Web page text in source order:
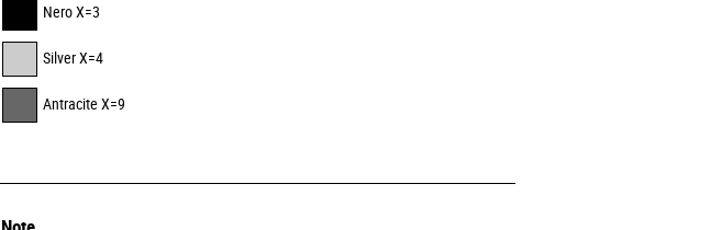
Nero X=3
Silver X=4
Antracite X=9